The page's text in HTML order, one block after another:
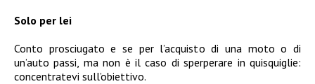
Solo per lei
Conto prosciugato e se per l’acquisto di una moto o di
un’auto passi, ma non è il caso di sperperare in quisquiglie:
concentratevi sull’obiettivo.